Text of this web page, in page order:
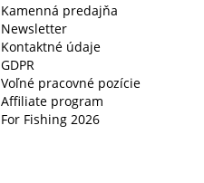
Kamenná predajňa
Newsletter
Kontaktné údaje
GDPR
Voľné pracovné pozície
Affiliate program
For Fishing 2026